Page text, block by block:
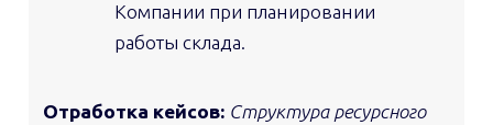
Компании при планировании
работы склада.
Отработка кейсов: Структура ресурсного